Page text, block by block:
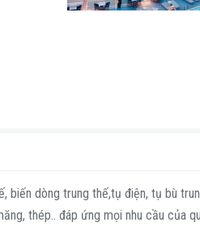
dòng trung thế,tụ điện, tụ bù
thép.. đáp ứng mọi nhu cầu của